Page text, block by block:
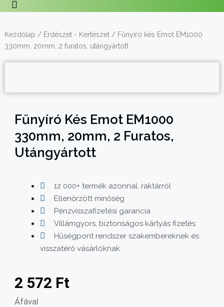
Kezdőlap / Erdészet - Kertészet/ Fűnyíró kés Emot EM1000
330mm, 20mm, 2 furatos, utángyártott
Fűnyíró Kés Emot EM1000
330mm, 20mm, 2 Furatos,
Utángyártott
12 000+ termék azonnal, raktárról
Ellenőrzött minőség
Pénzvisszafizetési garancia
Villámgyors, biztonságos kártyás fizetés
Hűségpont rendszer szakembereknek és
visszatérő vásárlóknak
2 572 Ft
Áfával